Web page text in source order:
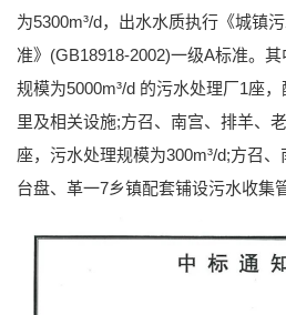
为5300m³/d，出水水质执行《城镇
准》(GB18918-2002)一级A标准。
规模为5000m³/d 的污水处理厂1座
里及相关设施;方召、南宫、排羊、
座，污水处理规模为300m³/d;方召、
台盘、革一7乡镇配套铺设污水收集